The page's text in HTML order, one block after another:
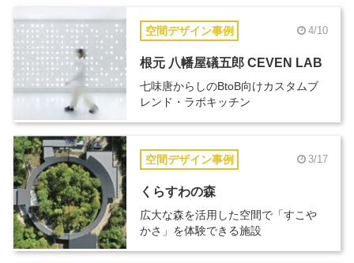
空間デザイン事例 4/10
根元 八幡屋礒五郎 CEVEN LAB
七味唐からしのBtoB向けカスタムブ
レンド・ラボキッチン
空間デザイン事例 3/17
くらすわの森
広大な森を活用した空間で「すこや
かさ」を体験できる施設